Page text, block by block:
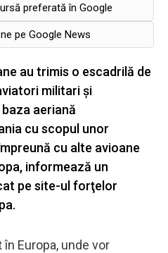
preferată în Google
pe Google News
au trimis o escadrilă de
militari şi
aeriană
cu scopul unor
cu alte avioane
informează un
pe site-ul forţelor
Europa, unde vor